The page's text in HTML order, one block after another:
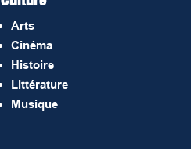
Arts
Cinéma
Histoire
Littérature
Musique